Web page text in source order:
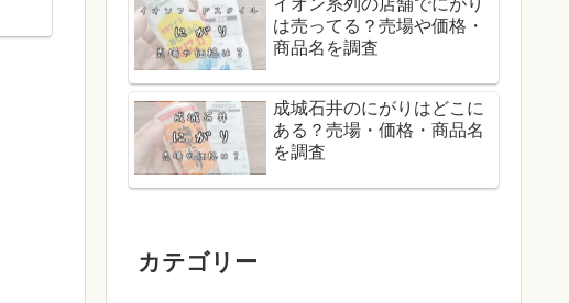
イオン系列の店舗でにがり
は売ってる？売場や価格・
商品名を調査
成城石井のにがりはどこに
ある？売場・価格・商品名
を調査
カテゴリー